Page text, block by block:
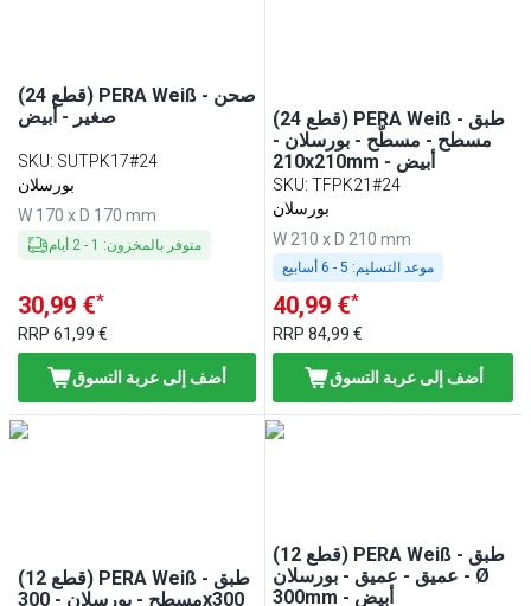
(24 قطع) PERA Weiß - صحن
صغير - أبيض
SKU: SUTPK17#24
بورسلان
W 170 x D 170 mm
متوفر بالمخزون:
1
-
2 أيام
30,99 €*
RRP 61,99 €
أضف إلى عربة التسوق
(24 قطع) PERA Weiß - طبق
مسطح - مسطّح - بورسلان -
210x210mm - أبيض
SKU:TFPK21#24
بورسلان
W 210 x D 210 mm
موعد التسليم:
40,99 €*
RRP84,99 €
أضف إلى عربة التسوق
(12 قطع) PERA Weiß - طبق
مسطح - بورسلان - 300x300
(12 قطع) PERA Weiß - طبق
عميق - عميق - بورسلان - Ø
300mm - أبيض